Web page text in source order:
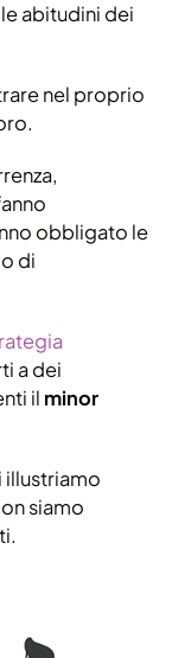
abitudini dei
nel proprio
obbligato le
di
a dei
il minor
illustriamo
siamo